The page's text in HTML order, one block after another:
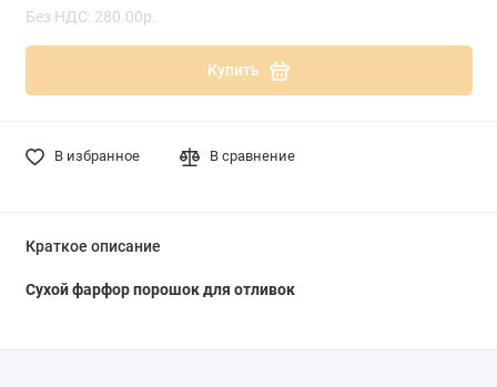
Без НДС: 280.00р.
Купить
В избранное В сравнение
Краткое описание
Сухой фарфор порошок для отливок